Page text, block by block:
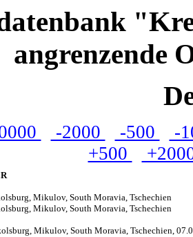
angrenzende
-2000 -500
-
+500
Mikulov, South Moravia, Tschechien
Mikulov, South Moravia, Tschechien
Mikulov, South Moravia, Tschechien,